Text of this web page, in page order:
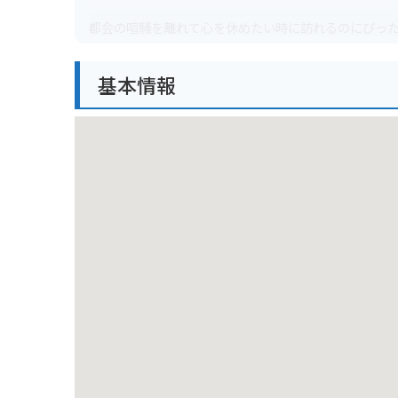
都会の喧騒を離れて心を休めたい時に訪れるのにぴっ
基本情報